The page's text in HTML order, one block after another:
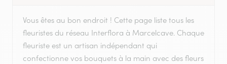
Vous êtes au bon endroit ! Cette page liste tous les
fleuristes du réseau Interflora à Marcelcave. Chaque
fleuriste est un artisan indépendant qui
confectionne vos bouquets à la main avec des fleurs